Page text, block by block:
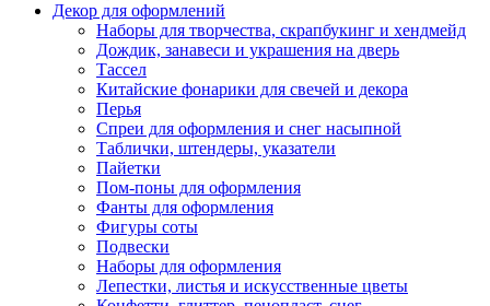
Декор для оформлений
Наборы для творчества, скрапбукинг и хендмейд
Дождик, занавеси и украшения на дверь
Тассел
Китайские фонарики для свечей и декора
Перья
Спреи для оформления и снег насыпной
Таблички, штендеры, указатели
Пайетки
Пом-поны для оформления
Фанты для оформления
Фигуры соты
Подвески
Наборы для оформления
Лепестки, листья и искусственные цветы